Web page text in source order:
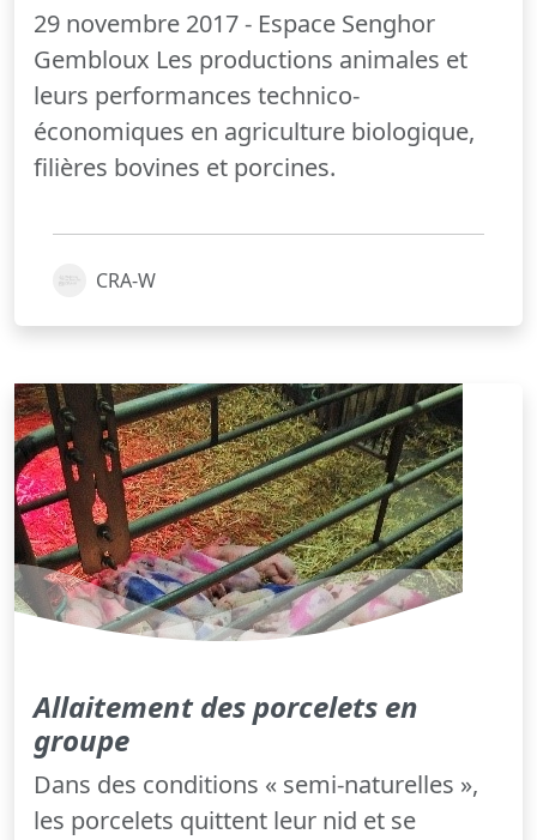
29 novembre 2017 - Espace Senghor
Gembloux Les productions animales et
leurs performances technico-
économiques en agriculture biologique,
filières bovines et porcines.
CRA-W
Allaitement des porcelets en
groupe
Dans des conditions « semi-naturelles »,
les porcelets quittent leur nid et se